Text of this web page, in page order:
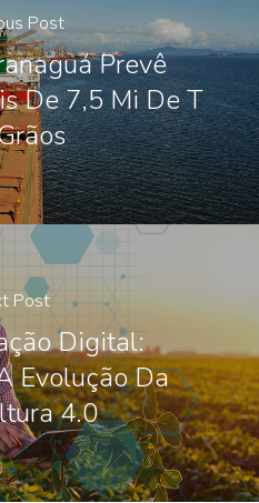
Post
Prevê
De 7,5 Mi De T
Post
Digital:
Evolução Da
4.0